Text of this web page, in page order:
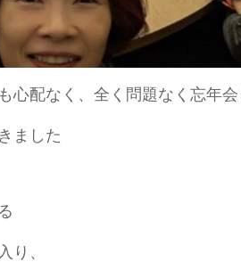
心配なく、全く問題なく忘年
ました
り、